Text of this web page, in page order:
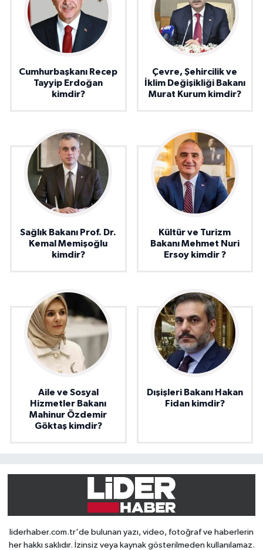
Cumhurbaşkanı Recep
Tayyip Erdoğan
kimdir?
Çevre, Şehircilik ve
İklim Değişikliği Bakanı
Murat Kurum kimdir?
Sağlık Bakanı Prof. Dr.
Kemal Memişoğlu
kimdir?
Kültür ve Turizm
Bakanı Mehmet Nuri
Ersoy kimdir ?
Aile ve Sosyal
Hizmetler Bakanı
Mahinur Özdemir
Göktaş kimdir?
Dışişleri Bakanı Hakan
Fidan kimdir?
liderhaber.com.tr'de bulunan yazı, video, fotoğraf ve haberlerin
her hakkı saklıdır. İzinsiz veya kaynak gösterilmeden kullanılamaz.